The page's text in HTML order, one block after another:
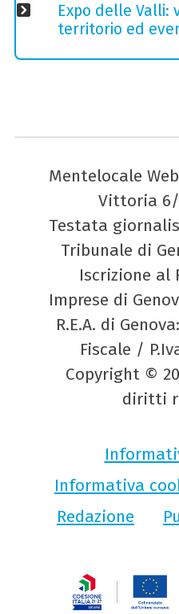
Expo delle Valli:
territorio ed
Mentelocale
Vittoria 6/
Testata
Tribunale di
Iscrizione al
Imprese di
R.E.A. di
Fiscale /
Copyright ©
diritti
Informativa
Redazione